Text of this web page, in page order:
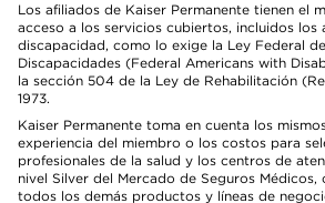
Los afiliados de Kaiser Permanente tienen el
acceso a los servicios cubiertos, incluidos los
discapacidad, como lo exige la Ley Federal
Discapacidades (Federal Americans with
la sección 504 de la Ley de Rehabilitación
1973.
Kaiser Permanente toma en cuenta los
experiencia del miembro o los costos para
profesionales de la salud y los centros de
nivel Silver del Mercado de Seguros Médicos,
todos los demás productos y líneas de